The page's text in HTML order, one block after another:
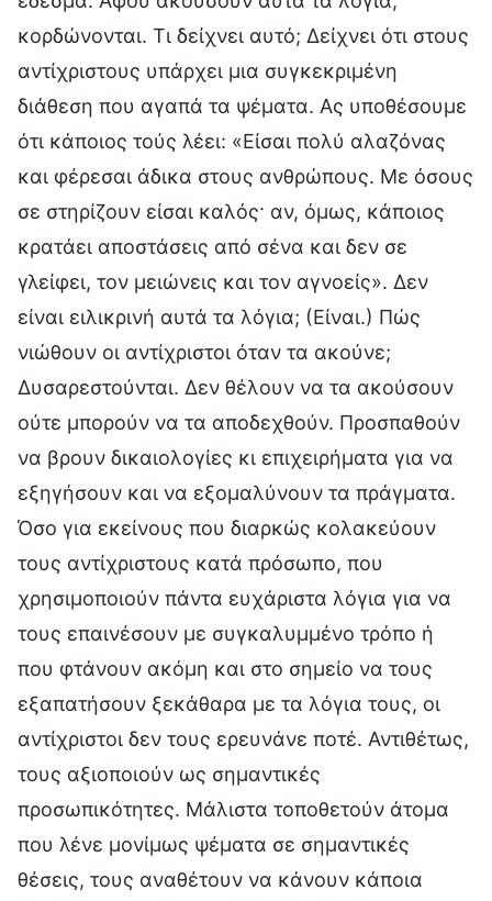
κορδώνονται. Τι δείχνει αυτό; Δείχνει ότι στους
αντίχριστους υπάρχει μια συγκεκριμένη
διάθεση που αγαπά τα ψέματα. Ας υποθέσουμε
ότι κάποιος τούς λέει: «Είσαι πολύ αλαζόνας
και φέρεσαι άδικα στους ανθρώπους. Με όσους
σε στηρίζουν είσαι καλός· αν, όμως, κάποιος
κρατάει αποστάσεις από σένα και δεν σε
γλείφει, τον μειώνεις και τον αγνοείς». Δεν
είναι ειλικρινή αυτά τα λόγια; (Είναι.) Πώς
νιώθουν οι αντίχριστοι όταν τα ακούνε;
Δυσαρεστούνται. Δεν θέλουν να τα ακούσουν
ούτε μπορούν να τα αποδεχθούν. Προσπαθούν
να βρουν δικαιολογίες κι επιχειρήματα για να
εξηγήσουν και να εξομαλύνουν τα πράγματα.
Όσο για εκείνους που διαρκώς κολακεύουν
τους αντίχριστους κατά πρόσωπο, που
χρησιμοποιούν πάντα ευχάριστα λόγια για να
τους επαινέσουν με συγκαλυμμένο τρόπο ή
που φτάνουν ακόμη και στο σημείο να τους
εξαπατήσουν ξεκάθαρα με τα λόγια τους, οι
αντίχριστοι δεν τους ερευνάνε ποτέ. Αντιθέτως,
τους αξιοποιούν ως σημαντικές
προσωπικότητες. Μάλιστα τοποθετούν άτομα
που λένε μονίμως ψέματα σε σημαντικές
θέσεις, τους αναθέτουν να κάνουν κάποια